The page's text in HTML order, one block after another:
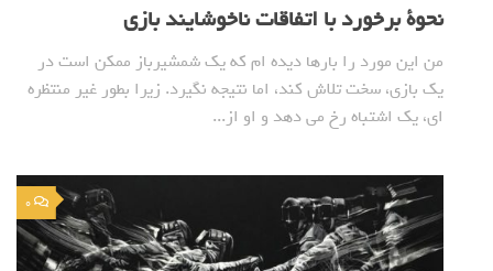
نحوة برخورد با اتفاقات ناخوشایند بازی
من این مورد را بارها دیده ام که یک شمشیرباز ممکن است در
یک بازی، سخت تلاش کند، اما نتیجه نگیرد. زیرا بطور غیر منتظره
ای، یک اشتباه رخ می دهد و او از...
0